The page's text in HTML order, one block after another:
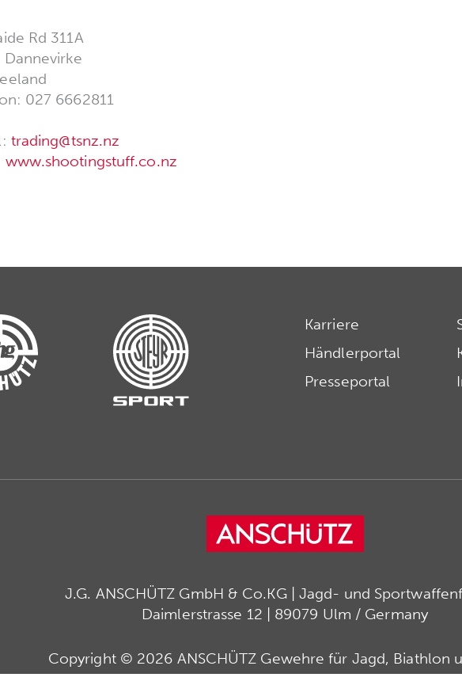
Rd 311A
027 6662811
trading@tsnz.nz
www.shootingstuff.co.nz
Karriere
Händlerportal
Presseportal
J.G. ANSCHÜTZ GmbH & Co.KG | Jagd- und
Daimlerstrasse 12 | 89079 Ulm / Germany
Copyright © 2026 ANSCHÜTZ Gewehre für Jagd, Biathlon